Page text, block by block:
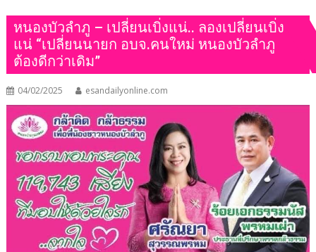
หนองบัวลำภู – เปลี่ยนเบิ่งแน่.. ลองเปลี่ยนเบิ่ง
แน่ “เปลี่ยนนายก อบจ.คนใหม่ หนองบัวลำภู
ต้องดีกว่าเดิม”
04/02/2025 esandailyonline.com